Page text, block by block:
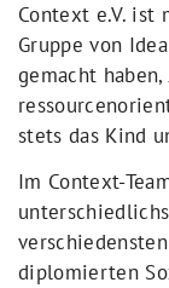
Context e.V.
Gruppe von
gemacht
stets das Kind
Im Context-
diplomierten